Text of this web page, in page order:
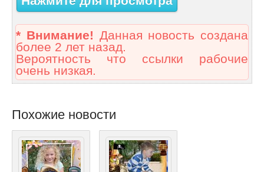
* Внимание! Данная новость создана
более 2 лет назад.
Вероятность что ссылки рабочие
очень низкая.
Похожие новости